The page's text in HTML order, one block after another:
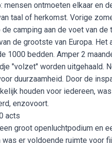
mensen ontmoeten elkaar en
taal of herkomst. Vorige
camping aan de voet van de
de grootste van Europa.
1000 bedden. Amper 2
"volzet" worden uitgehaald.
duurzaamheid. Door de
houden voor iedereen,
enzovoort.
acts
groot openluchtpodium en
er voldoende ruimte voor